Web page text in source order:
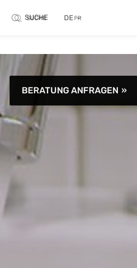
SUCHE DE
SUCHE FR
BERATUNG ANFRAGEN